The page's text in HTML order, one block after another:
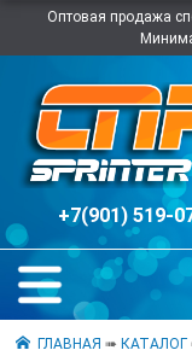
Оптовая продажа
+7(901) 519-
ГЛАВНАЯ ➠КАТАЛОГ